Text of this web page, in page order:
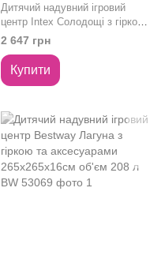
Дитячий надувний ігровий
центр Intex Солодощі з гіркою
170x168x122 см об'єм 165л
2 647 грн
Купити